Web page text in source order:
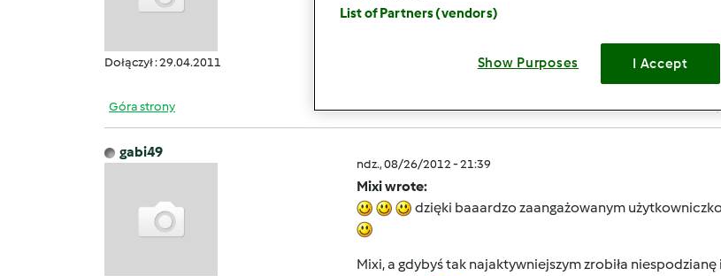
Dołączył : 29.04.2011
Góra strony
gabi49
ndz., 08/26/2012 - 21:39
Mixi wrote:
dzięki baaardzo zaangażowanym
Mixi, a gdybyś tak najaktywniejszym zrobiła
List of Partners (vendors)
Show Purposes I Accept